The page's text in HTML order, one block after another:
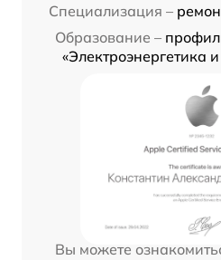
Специализация –
Образование –
«Электроэнергетика
Вы можете